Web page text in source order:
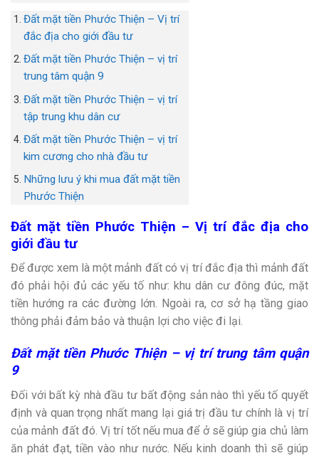
Đất mặt tiền Phước Thiện – Vị trí
đắc địa cho giới đầu tư
Đất mặt tiền Phước Thiện – vị trí
trung tâm quận 9
Đất mặt tiền Phước Thiện – vị trí
tập trung khu dân cư
Đất mặt tiền Phước Thiện – vị trí
kim cương cho nhà đầu tư
Những lưu ý khi mua đất mặt tiền
Phước Thiện
Đất mặt tiền Phước Thiện – Vị trí đắc địa cho
giới đầu tư
Để được xem là một mảnh đất có vị trí đắc địa thì mảnh đất
đó phải hội đủ các yếu tố như: khu dân cư đông đúc, mặt
tiền hướng ra các đường lớn. Ngoài ra, cơ sở hạ tầng giao
thông phải đảm bảo và thuận lợi cho việc đi lại.
Đất mặt tiền Phước Thiện – vị trí trung tâm quận
9
Đối với bất kỳ nhà đầu tư bất động sản nào thì yếu tố quyết
định và quan trọng nhất mang lại giá trị đầu tư chính là vị trí
của mảnh đất đó. Vị trí tốt nếu mua để ở sẽ giúp gia chủ làm
ăn phát đạt, tiền vào như nước. Nếu kinh doanh thì sẽ giúp